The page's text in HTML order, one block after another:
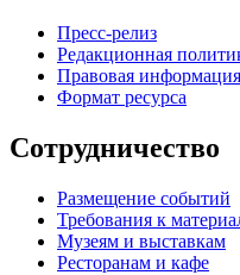
Пресс-релиз
Редакционная
Правовая информация
Формат ресурса
Сотрудничество
Размещение событий
Требования к
Музеям и выставкам
Ресторанам и кафе